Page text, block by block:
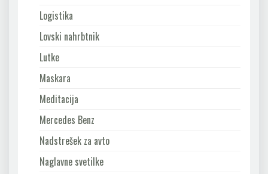
Logistika
Lovski nahrbtnik
Lutke
Maskara
Meditacija
Mercedes Benz
Nadstrešek za avto
Naglavne svetilke